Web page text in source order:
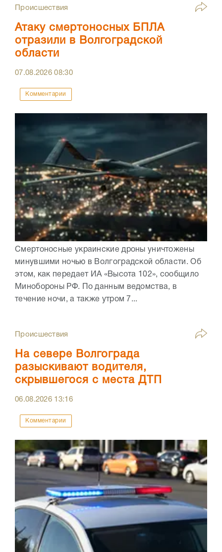
Происшествия
Атаку смертоносных БПЛА
отразили в Волгоградской
области
07.08.202608:30
Комментарии
Смертоносные украинские дроны уничтожены
минувшими ночью в Волгоградской области. Об
этом, как передает ИА «Высота 102», сообщило
Минобороны РФ. По данным ведомства, в
течение ночи, а также утром 7...
Происшествия
На севере Волгограда
разыскивают водителя,
скрывшегося с места ДТП
06.08.2026 13:16
Комментарии